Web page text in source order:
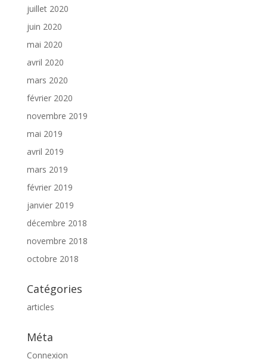
juillet 2020
juin 2020
mai 2020
avril 2020
mars 2020
février 2020
novembre 2019
mai 2019
avril 2019
mars 2019
février 2019
janvier 2019
décembre 2018
novembre 2018
octobre 2018
Catégories
articles
Méta
Connexion